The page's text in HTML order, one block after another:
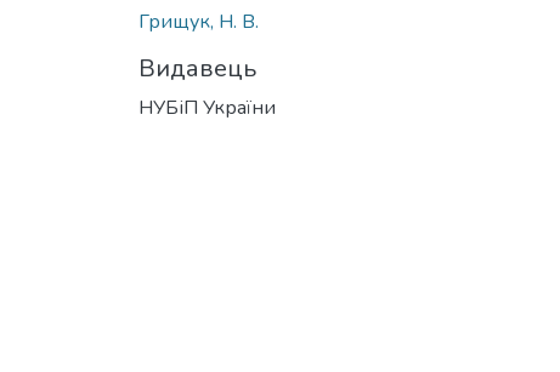
Грищук, Н. В.
Видавець
НУБіП України